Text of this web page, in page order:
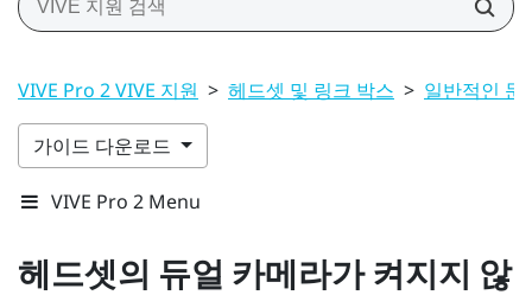
VIVE Pro 2 VIVE 지원 > 헤드셋 및 링크 박스 > 일반적인 문
가이드 다운로드
VIVE Pro 2 Menu
헤드셋의 듀얼 카메라가 켜지지 않